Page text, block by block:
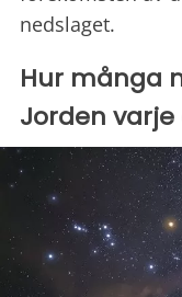
nedslaget.
Hur många
Jorden varje